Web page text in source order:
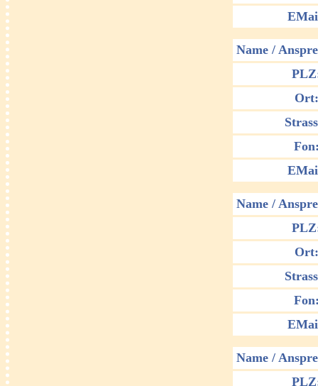
Name /
Ort:
Name /
Ort:
Name /